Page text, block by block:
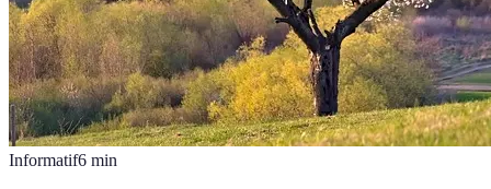
Informatif6 min